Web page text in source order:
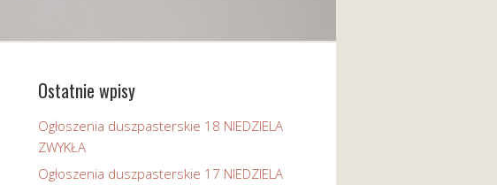
Ostatnie wpisy
Ogłoszenia duszpasterskie 18 NIEDZIELA
ZWYKŁA
Ogłoszenia duszpasterskie 17 NIEDZIELA